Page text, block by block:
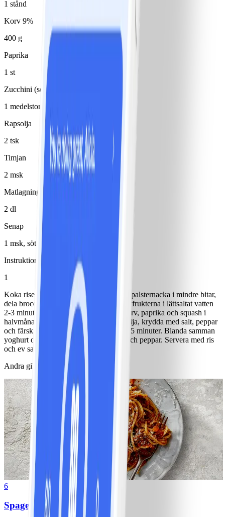
1 stånd
Korv 9%
400 g
Paprika
1 st
Zucchini (squash)
1 medelstor(t)/medelstora
Rapsolja
2 tsk
Timjan
2 msk
Matlagningsyoghurt 8%
2 dl
Senap
1 msk, sötstark
Instruktioner
1
Koka riset. Skala och skär morötter och palsternacka i mindre bitar,
dela broccoli i mindre buketter. Koka rotfrukterna i lättsaltat vatten
2-3 minuter. Lägg rotfrukter, strimlad korv, paprika och squash i
halvmånar i en ugnsform. Ringla över olja, krydda med salt, peppar
och färsk timjan. Tillaga i ugn 200° ca 15 minuter. Blanda samman
yoghurt och senap, smaka av med salt och peppar. Servera med ris
och ev sallad.
Andra gillade också
6
Spagetti med köttfärssås